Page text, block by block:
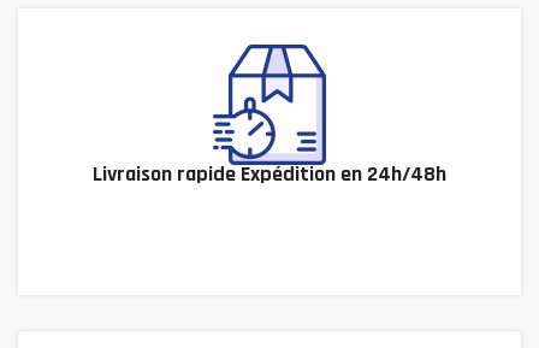
Livraison rapide Expédition en 24h/48h